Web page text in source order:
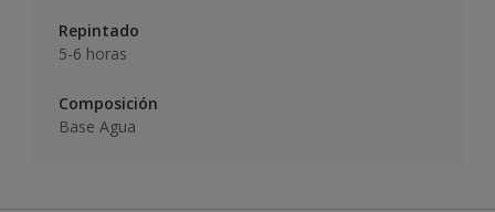
Repintado
5-6 horas
Composición
Base Agua